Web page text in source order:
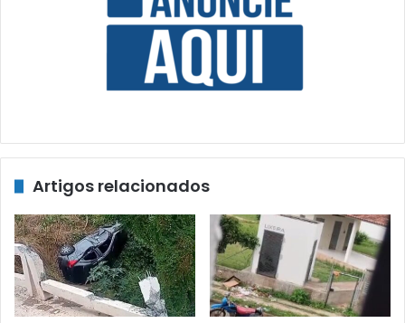
Artigos relacionados